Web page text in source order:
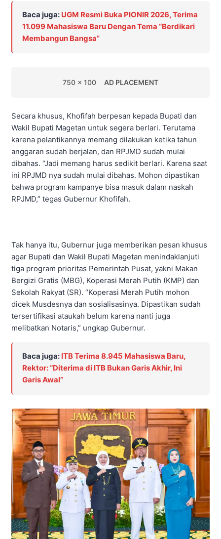
Baca juga: UGM Resmi Buka PIONIR 2026, Terima
11.099 Mahasiswa Baru Dengan Tema “Berdikari
Membangun Bangsa”
750 x 100 AD PLACEMENT
Secara khusus, Khofifah berpesan kepada Bupati dan
Wakil Bupati Magetan untuk segera berlari. Terutama
karena pelantikannya memang dilakukan ketika tahun
anggaran sudah berjalan, dan RPJMD sudah mulai
dibahas. “Jadi memang harus sedikit berlari. Karena saat
ini RPJMD nya sudah mulai dibahas. Mohon dipastikan
bahwa program kampanye bisa masuk dalam naskah
RPJMD,” tegas Gubernur Khofifah.
Tak hanya itu, Gubernur juga memberikan pesan khusus
agar Bupati dan Wakil Bupati Magetan menindaklanjuti
tiga program prioritas Pemerintah Pusat, yakni Makan
Bergizi Gratis (MBG), Koperasi Merah Putih (KMP) dan
Sekolah Rakyat (SR). “Koperasi Merah Putih mohon
dicek Musdesnya dan sosialisasinya. Dipastikan sudah
tersertifikasi ataukah belum karena nanti juga
melibatkan Notaris,” ungkap Gubernur.
Baca juga: ITB Terima 8.945 Mahasiswa Baru,
Rektor: “Diterima di ITB Bukan Garis Akhir, Ini
Garis Awal”